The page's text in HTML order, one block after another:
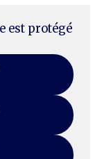
est protégé